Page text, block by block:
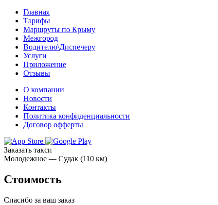
Главная
Тарифы
Маршруты по Крыму
Межгород
Водителю\Диспечеру
Услуги
Приложение
Отзывы
О компании
Новости
Контакты
Политика конфиденциальности
Договор офферты
Заказать такси
Молодежное — Судак (110 км)
Стоимость
Спасибо за ваш заказ